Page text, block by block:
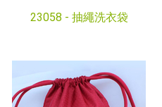
23058 - 抽繩洗衣袋